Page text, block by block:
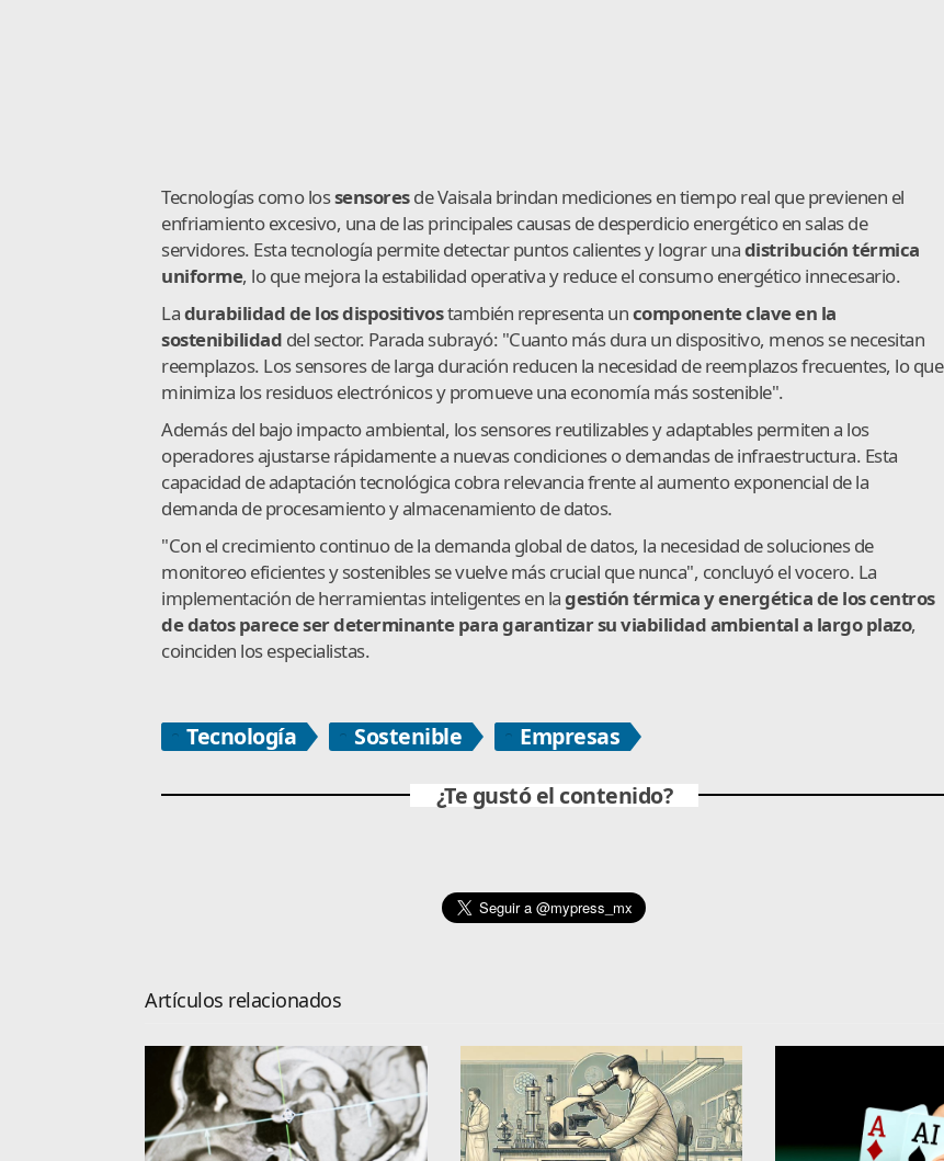
Tecnologías como lossensoresde Vaisala brindan mediciones en tiempo real que previenen el
enfriamiento excesivo, una de las principales causas de desperdicio energético en salas de
servidores. Esta tecnología permite detectar puntos calientes y lograr unadistribución térmica
uniforme, lo que mejora la estabilidad operativa y reduce el consumo energético innecesario.
Ladurabilidad de los dispositivostambién representa uncomponente clave en la
sostenibilidad del sector. Parada subrayó: "Cuanto más dura un dispositivo, menos se necesitan
reemplazos. Los sensores de larga duración reducen la necesidad de reemplazos frecuentes, lo que
minimiza los residuos electrónicos y promueve una economía más sostenible".
Además del bajo impacto ambiental, los sensores reutilizables y adaptables permiten a los
operadores ajustarse rápidamente a nuevas condiciones o demandas de infraestructura. Esta
capacidad de adaptación tecnológica cobra relevancia frente al aumento exponencial de la
demanda de procesamiento y almacenamiento de datos.
"Con el crecimiento continuo de la demanda global de datos, la necesidad de soluciones de
monitoreo eficientes y sostenibles se vuelve más crucial que nunca", concluyó el vocero. La
implementación de herramientas inteligentes en lagestión térmica y energética de los centros
de datos parece ser determinante para garantizar su viabilidad ambiental a largo plazo,
coinciden los especialistas.
Tecnología Sostenible
Empresas
¿Te gustó el contenido?
Artículos relacionados